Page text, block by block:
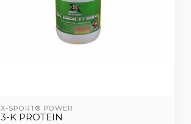
X-SPORT® POWER
3-K PROTEIN